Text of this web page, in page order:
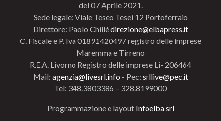
del 07 Aprile 2021.
Sede legale: Viale Teseo Tesei 12 Portoferraio
Direttore: Paolo Chillèdirezione@elbapress.it
C. Fiscale e P. Iva 01891420497 registro delle imprese
Maremma e Tirreno
R.E.A. Livorno Registro delle imprese Li- 206464
Mail: agenzia@livesrl.info - Pec: srllive@pec.it
Tel: 348.3803386 – 328.8199000
Programmazione e layout Infoelba srl